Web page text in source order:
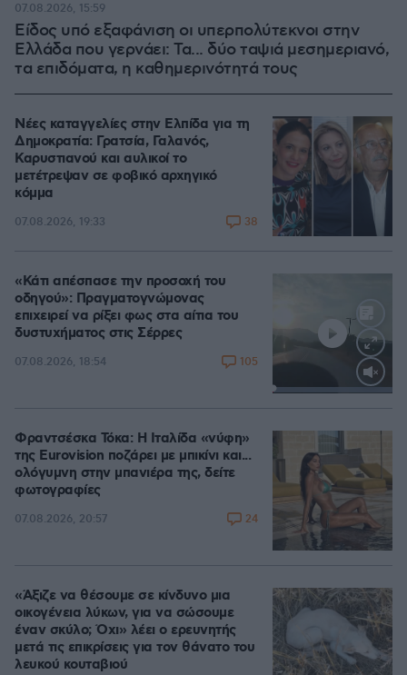
Είδος υπό εξαφάνιση οι υπερπολύτεκνοι στην
Ελλάδα που γερνάει: Τα... δύο ταψιά μεσημεριανό,
τα επιδόματα, η καθημερινότητά τους
07.08.2026, 15:59
Νέες καταγγελίες στην Ελπίδα για τη
Δημοκρατία: Γρατσία, Γαλανός,
Καρυστιανού και αυλικοί το
μετέτρεψαν σε φοβικό αρχηγικό
κόμμα
07.08.2026, 19:33 38
Loaded:
«Κάτι απέσπασε την προσοχή του
οδηγού»: Πραγματογνώμονας
επιχειρεί να ρίξει φως στα αίτια του
δυστυχήματος στις Σέρρες
07.08.2026, 18:54 105
Φραντσέσκα Τόκα: Η Ιταλίδα «νύφη»
της Eurovision ποζάρει με μπικίνι και...
ολόγυμνη στην μπανιέρα της, δείτε
φωτογραφίες
07.08.2026, 20:57 24
«Άξιζε να θέσουμε σε κίνδυνο μια
οικογένεια λύκων, για να σώσουμε
έναν σκύλο; Όχι» λέει ο ερευνητής
μετά τις επικρίσεις για τον θάνατο του
λευκού κουταβιού